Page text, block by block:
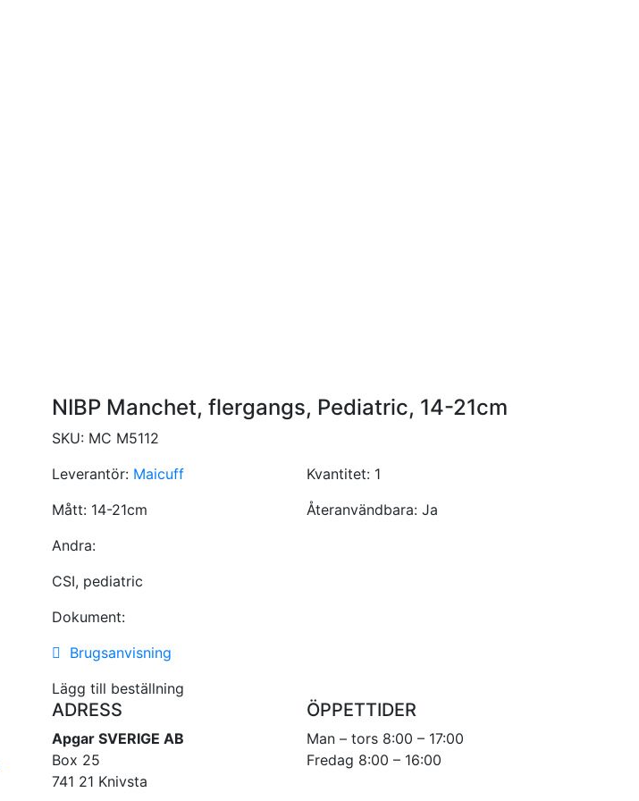
NIBP Manchet, flergangs, Pediatric, 14-21cm
SKU: MC M5112
Leverantör: Maicuff Kvantitet: 1
Mått: 14-21cm Återanvändbara: Ja
Andra:
CSI, pediatric
Dokument:
Brugsanvisning
Lägg till beställning
ADRESS
Apgar SVERIGE AB
Box 25
741 21 Knivsta
ÖPPETTIDER
Man – tors 8:00 – 17:00
Fredag 8:00 – 16:00